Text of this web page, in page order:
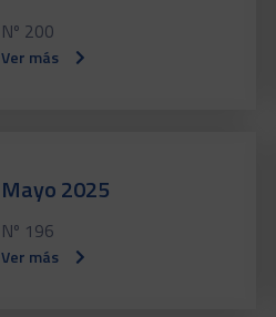
Nº 200
Ver más
Mayo 2025
Nº 196
Ver más